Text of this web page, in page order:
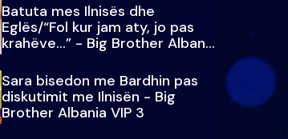
Batuta mes Ilnisës dhe
Eglës/“Fol kur jam aty, jo pas
krahëve…” - Big Brother Albania
VIP 3
Sara bisedon me Bardhin pas
diskutimit me Ilnisën - Big
Brother Albania VIP 3